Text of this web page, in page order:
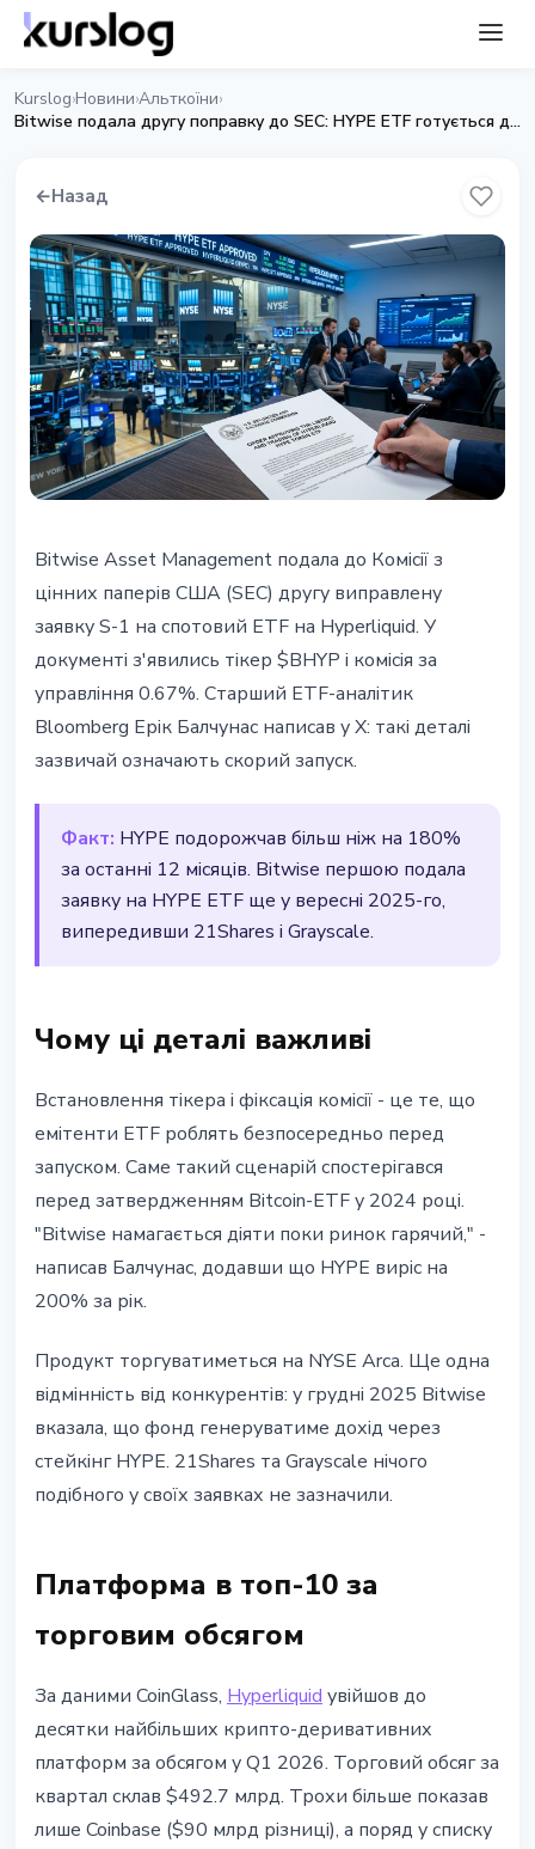
Kurslog›Новини›Альткоїни›
Bitwise подала другу поправку до SEC: HYPE ETF готується до запуску
←Назад
Bitwise подала другу поправку
до SEC: спотовий HYPE ETF
готується до запуску
11 квітня 2026 р.2 хв читання
Наталія Дорофєєва
Bitwise Asset Management подала до Комiсiї з
цiнних паперiв США (SEC) другу виправлену
заявку S-1 на спотовий ETF на Hyperliquid. У
документi з'явились тiкер $BHYP i комiсiя за
управлiння 0.67%. Старший ETF-аналiтик
Bloomberg Ерiк Балчунас написав у X: такi деталi
зазвичай означають скорий запуск.
Факт: HYPE подорожчав бiльш нiж на 180%
за останнi 12 мiсяцiв. Bitwise першою подала
заявку на HYPE ETF ще у вереснi 2025-го,
випередивши 21Shares i Grayscale.
Чому цi деталi важливi
Встановлення тiкера i фiксацiя комiсiї - це те, що
емiтенти ETF роблять безпосередньо перед
запуском. Саме такий сценарiй спостерiгався
перед затвердженням Bitcoin-ETF у 2024 роцi.
"Bitwise намагається дiяти поки ринок гарячий," -
написав Балчунас, додавши що HYPE вирiс на
200% за рiк.
Продукт торгуватиметься на NYSE Arca. Ще одна
вiдмiннiсть вiд конкурентiв: у груднi 2025 Bitwise
вказала, що фонд генеруватиме дохiд через
стейкiнг HYPE. 21Shares та Grayscale нiчого
подiбного у своїх заявках не зазначили.
Платформа в топ-10 за
торговим обсягом
За даними CoinGlass, Hyperliquid увiйшов до
десятки найбiльших крипто-деривативних
платформ за обсягом у Q1 2026. Торговий обсяг за
квартал склав $492.7 млрд. Трохи бiльше показав
лише Coinbase ($90 млрд рiзницi), а поряд у списку